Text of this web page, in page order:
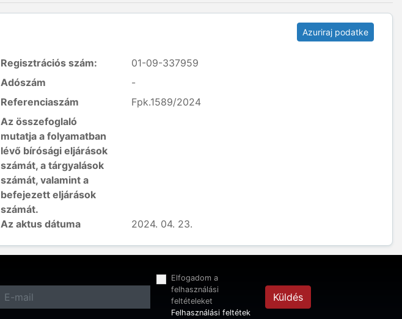
Azuriraj podatke
Regisztrációs szám:
01-09-337959
Adószám
-
Referenciaszám
Fpk.1589/2024
Az összefoglaló
mutatja a folyamatban
lévő bírósági eljárások
számát, a tárgyalások
számát, valamint a
befejezett eljárások
számát.
Az aktus dátuma
2024. 04. 23.
Elfogadom a
felhasználási
feltételeket
Felhasználási feltétek
Küldés